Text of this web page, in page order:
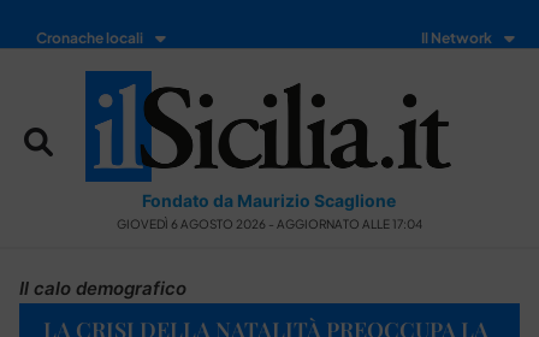
Cronache locali Il Network
Fondato da Maurizio Scaglione
GIOVEDÌ 6 AGOSTO 2026 - AGGIORNATO ALLE 17:04
Il calo demografico
LA CRISI DELLA NATALITÀ PREOCCUPA LA